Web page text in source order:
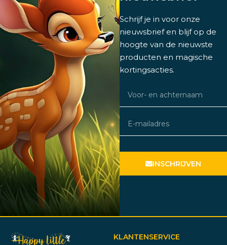
Schrijf je in voor onze
nieuwsbrief en blijf op de
hoogte van de nieuwste
producten en magische
kortingsacties.
INSCHRIJVEN
KLANTENSERVICE